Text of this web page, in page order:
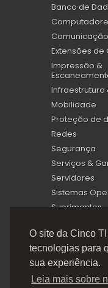
O site da Cinco
tecnologias para
sua experiência.
Leia mais sobre
Banco de
Extensões de
Impressão &
Infraestrutura
Mobilidade
Proteção de
Redes
Segurança
Serviços &
Servidores
Sistemas
Suprimentos